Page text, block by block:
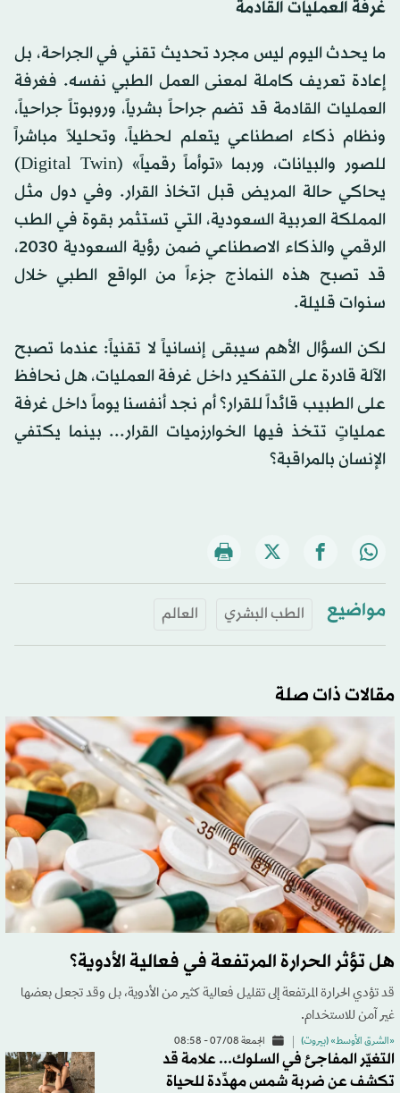
غرفة العمليات القادمة
ما يحدث اليوم ليس مجرد تحديث تقني في الجراحة، بل
إعادة تعريف كاملة لمعنى العمل الطبي نفسه. فغرفة
العمليات القادمة قد تضم جراحاً بشرياً، وروبوتاً جراحياً،
ونظام ذكاء اصطناعي يتعلم لحظياً، وتحليلاً مباشراً
للصور والبيانات، وربما «توأماً رقمياً» (Digital Twin)
يحاكي حالة المريض قبل اتخاذ القرار. وفي دول مثل
المملكة العربية السعودية، التي تستثمر بقوة في الطب
الرقمي والذكاء الاصطناعي ضمن رؤية السعودية 2030،
قد تصبح هذه النماذج جزءاً من الواقع الطبي خلال
سنوات قليلة.
لكن السؤال الأهم سيبقى إنسانياً لا تقنياً: عندما تصبح
الآلة قادرة على التفكير داخل غرفة العمليات، هل نحافظ
على الطبيب قائداً للقرار؟ أم نجد أنفسنا يوماً داخل غرفة
عملياتٍ تتخذ فيها الخوارزميات القرار... بينما يكتفي
الإنسان بالمراقبة؟
مواضيع الطب البشري العالم
مقالات ذات صلة
هل تؤثر الحرارة المرتفعة في فعالية الأدوية؟
قد تؤدي الحرارة المرتفعة إلى تقليل فعالية كثير من الأدوية، بل وقد تجعل بعضها
غير آمن للاستخدام.
«الشرق الأوسط» (بيروت) الجمعة 07/08 - 08:58
التغيّر المفاجئ في السلوك... علامة قد
تكشف عن ضربة شمس مهدِّدة للحياة